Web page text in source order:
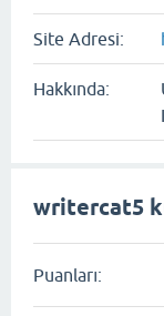
Site Adresi:
Hakkında:
writercat5
Puanları: